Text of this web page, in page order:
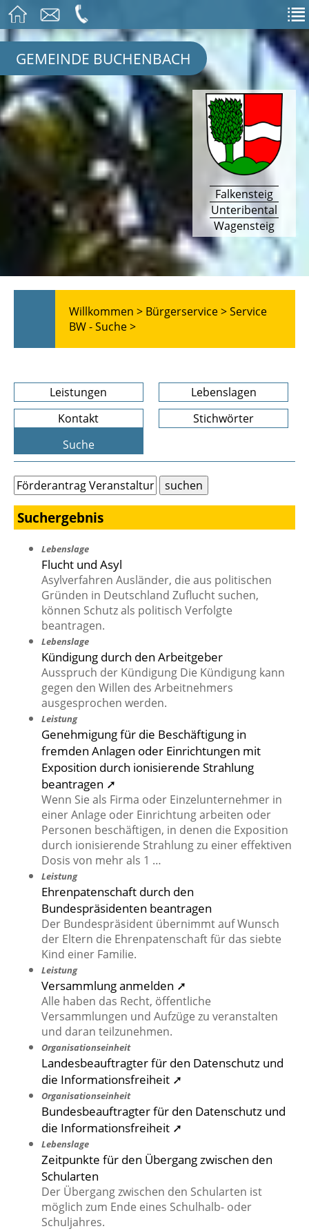
GEMEINDE BUCHENBACH
Falkensteig
Unteribental
Wagensteig
Willkommen > Bürgerservice >Service
BW - Suche >
Leistungen
Lebenslagen
Kontakt
Stichwörter
Suche
Suchergebnis
Lebenslage
Flucht und Asyl
Asylverfahren Ausländer, die aus politischen
Gründen in Deutschland Zuflucht suchen,
können Schutz als politisch Verfolgte
beantragen.
Lebenslage
Kündigung durch den Arbeitgeber
Ausspruch der Kündigung Die Kündigung kann
gegen den Willen des Arbeitnehmers
ausgesprochen werden.
Leistung
Genehmigung für die Beschäftigung in
fremden Anlagen oder Einrichtungen mit
Exposition durch ionisierende Strahlung
beantragen ➚
Wenn Sie als Firma oder Einzelunternehmer in
einer Anlage oder Einrichtung arbeiten oder
Personen beschäftigen, in denen die Exposition
durch ionisierende Strahlung zu einer effektiven
Dosis von mehr als 1 …
Leistung
Ehrenpatenschaft durch den
Bundespräsidenten beantragen
Der Bundespräsident übernimmt auf Wunsch
der Eltern die Ehrenpatenschaft für das siebte
Kind einer Familie.
Leistung
Versammlung anmelden ➚
Alle haben das Recht, öffentliche
Versammlungen und Aufzüge zu veranstalten
und daran teilzunehmen.
Organisationseinheit
Landesbeauftragter für den Datenschutz und
die Informationsfreiheit ➚
Organisationseinheit
Bundesbeauftragter für den Datenschutz und
die Informationsfreiheit ➚
Lebenslage
Zeitpunkte für den Übergang zwischen den
Schularten
Der Übergang zwischen den Schularten ist
möglich zum Ende eines Schulhalb- oder
Schuljahres.